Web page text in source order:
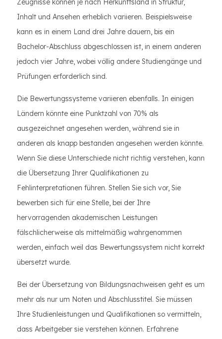
Zeugnisse können je nach Herkunftsland in Struktur,
Inhalt und Ansehen erheblich variieren. Beispielsweise
kann es in einem Land drei Jahre dauern, bis ein
Bachelor-Abschluss abgeschlossen ist, in einem anderen
jedoch vier Jahre, wobei völlig andere Studiengänge und
Prüfungen erforderlich sind.
Die Bewertungssysteme variieren ebenfalls. In einigen
Ländern könnte eine Punktzahl von 70% als
ausgezeichnet angesehen werden, während sie in
anderen als knapp bestanden angesehen werden könnte.
Wenn Sie diese Unterschiede nicht richtig verstehen, kann
die Übersetzung Ihrer Qualifikationen zu
Fehlinterpretationen führen. Stellen Sie sich vor, Sie
bewerben sich für eine Stelle, bei der Ihre
hervorragenden akademischen Leistungen
fälschlicherweise als mittelmäßig wahrgenommen
werden, einfach weil das Bewertungssystem nicht korrekt
übersetzt wurde.
Bei der Übersetzung von Bildungsnachweisen geht es um
mehr als nur um Noten und Abschlusstitel. Sie müssen
Ihre Studienleistungen und Qualifikationen so vermitteln,
dass Arbeitgeber sie verstehen können. Erfahrene